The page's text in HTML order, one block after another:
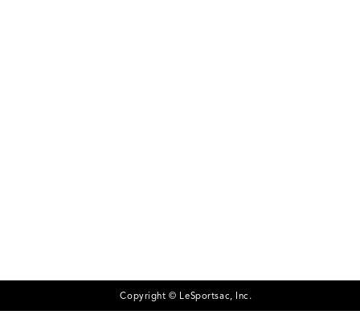
Copyright © LeSportsac, Inc.